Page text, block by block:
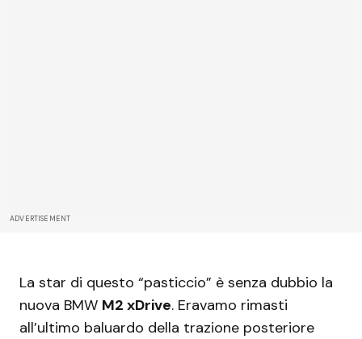
ADVERTISEMENT
La star di questo “pasticcio” è senza dubbio la
nuova BMW M2 xDrive. Eravamo rimasti
all’ultimo baluardo della trazione posteriore